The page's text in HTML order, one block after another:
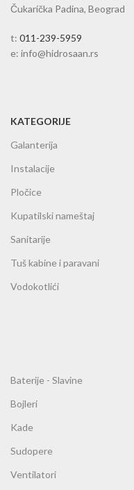
Čukarička Padina, Beograd
t: 011-239-5959
e: info@hidrosaan.rs
KATEGORIJE
Galanterija
Instalacije
Pločice
Kupatilski nameštaj
Sanitarije
Tuš kabine i paravani
Vodokotlići
Baterije - Slavine
Bojleri
Kade
Sudopere
Ventilatori